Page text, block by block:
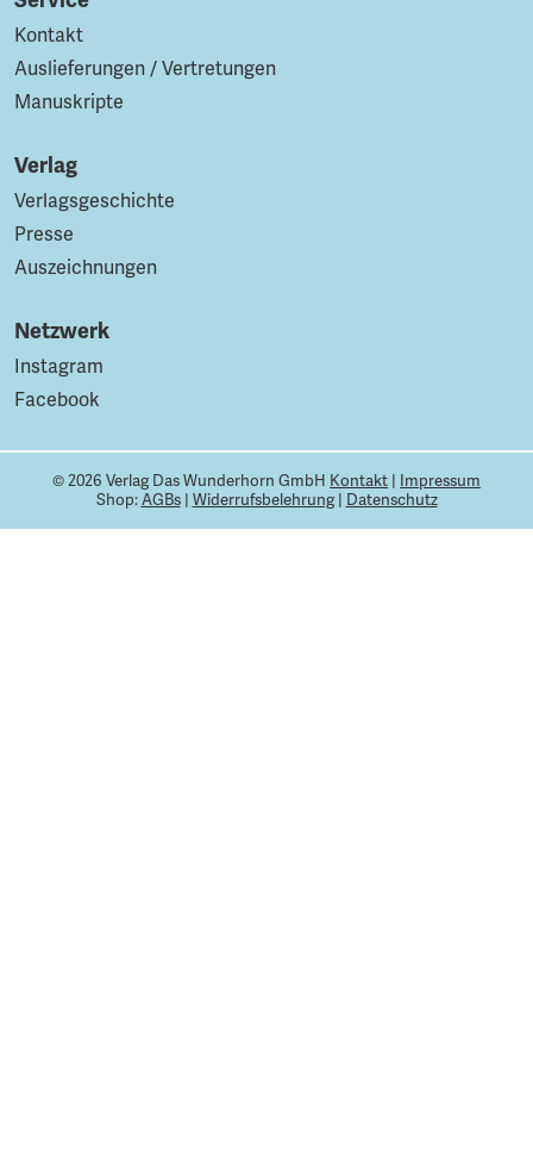
Kontakt
Auslieferungen / Vertretungen
Manuskripte
Verlag
Verlagsgeschichte
Presse
Auszeichnungen
Netzwerk
Instagram
Facebook
© 2026 Verlag Das Wunderhorn GmbH Kontakt | Impressum
Shop:AGBs| Widerrufsbelehrung| Datenschutz